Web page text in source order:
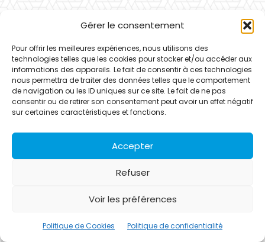
Gérer le consentement
Pour offrir les meilleures expériences, nous utilisons des
technologies telles que les cookies pour stocker et/ou accéder aux
informations des appareils. Le fait de consentir à ces technologies
nous permettra de traiter des données telles que le comportement
de navigation ou les ID uniques sur ce site. Le fait de ne pas
consentir ou de retirer son consentement peut avoir un effet négatif
sur certaines caractéristiques et fonctions.
Accepter
Refuser
Voir les préférences
Politique de Cookies Politique de confidentialité